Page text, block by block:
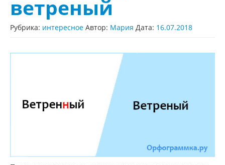
ветреный
Рубрика: интересное Автор: Мария Дата: 16.07.2018